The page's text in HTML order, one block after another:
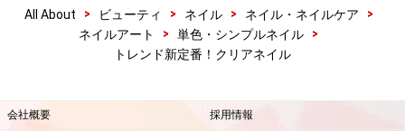
All About > ビューティ > ネイル > ネイル・ネイルケア
>
ネイルアート
> 単色・シンプルネイル
>
トレンド新定番！クリアネイル
会社概要 採用情報